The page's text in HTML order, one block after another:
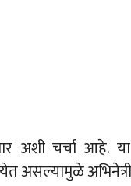
चर्चा आहे. या
असल्यामुळे